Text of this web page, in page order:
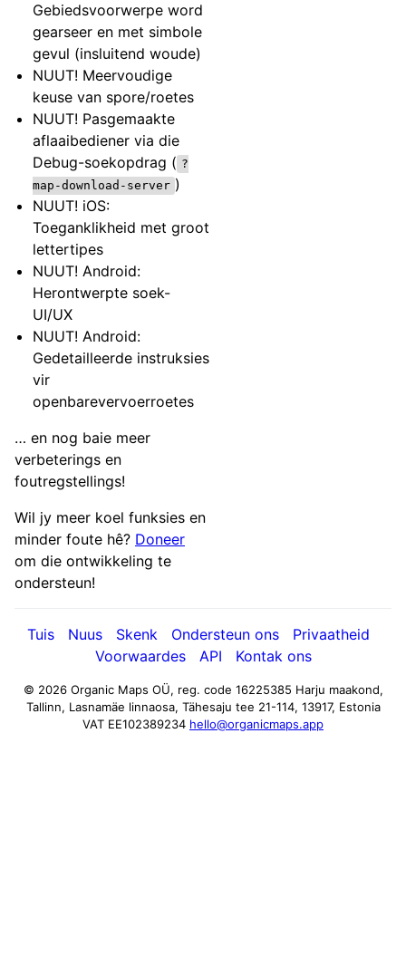
Gebiedsvoorwerpe word
gearseer en met simbole
gevul (insluitend woude)
NUUT! Meervoudige
keuse van spore/roetes
NUUT! Pasgemaakte
aflaaibediener via die
Debug-soekopdrag ( ?
map-download-server )
NUUT! iOS:
Toeganklikheid met groot
lettertipes
NUUT! Android:
Herontwerpte soek-
UI/UX
NUUT! Android:
Gedetailleerde instruksies
vir
openbarevervoerroetes
… en nog baie meer
verbeterings en
foutregstellings!
Wil jy meer koel funksies en
minder foute hê? Doneer
om die ontwikkeling te
ondersteun!
Tuis Nuus Skenk Ondersteun ons
Privaatheid
Voorwaardes
API Kontak ons
© 2026 Organic Maps OÜ, reg. code 16225385 Harju maakond,
Tallinn, Lasnamäe linnaosa, Tähesaju tee 21-114, 13917, Estonia
VAT EE102389234 hello@organicmaps.app